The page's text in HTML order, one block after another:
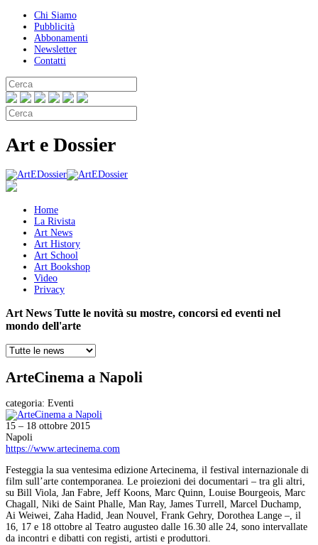
Chi Siamo
Pubblicità
Abbonamenti
Newsletter
Contatti
Art e Dossier
Home
La Rivista
Art News
Art History
Art School
Art Bookshop
Video
Privacy
Art News Tutte le novità su mostre, concorsi ed eventi nel
mondo dell'arte
ArteCinema a Napoli
categoria: Eventi
15 – 18 ottobre 2015
Napoli
https://www.artecinema.com
Festeggia la sua ventesima edizione Artecinema, il festival internazionale di
film sull’arte contemporanea. Le proiezioni dei documentari – tra gli altri,
su Bill Viola, Jan Fabre, Jeff Koons, Marc Quinn, Louise Bourgeois, Marc
Chagall, Niki de Saint Phalle, Man Ray, James Turrell, Marcel Duchamp,
Ai Weiwei, Zaha Hadid, Jean Nouvel, Frank Gehry, Dorothea Lange –, il
16, 17 e 18 ottobre al Teatro augusteo dalle 16.30 alle 24, sono intervallate
da incontri e dibatti con registi, artisti e produttori.